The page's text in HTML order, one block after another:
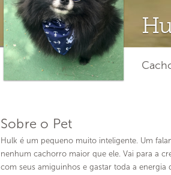
Sobre o Pet
Hulk é um pequeno muito inteligente. Um
nenhum cachorro maior que ele. Vai para a
com seus amiguinhos e gastar toda a energia